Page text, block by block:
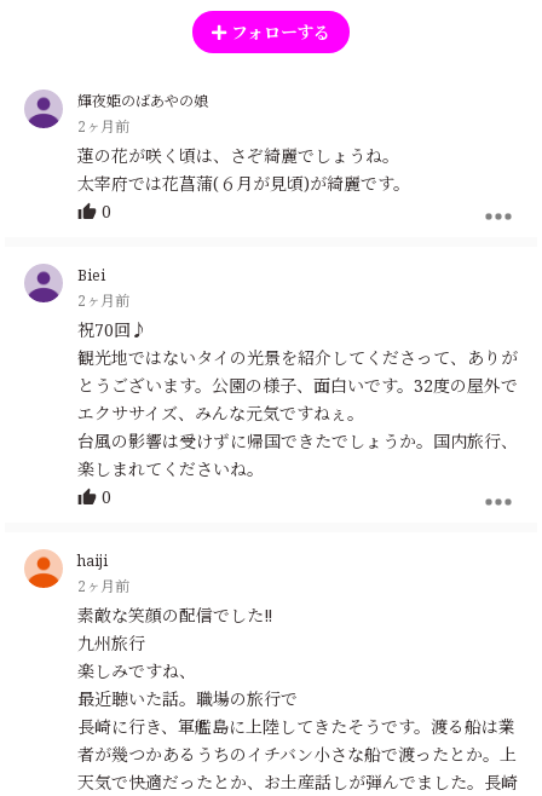
フォローする
輝夜姫のばあやの娘
2ヶ月前
蓮の花が咲く頃は、さぞ綺麗でしょうね。
太宰府では花菖蒲(６月が見頃)が綺麗です。
0
Biei
2ヶ月前
祝70回♪
観光地ではないタイの光景を紹介してくださって、ありが
とうございます。公園の様子、面白いです。32度の屋外で
エクササイズ、みんな元気ですねぇ。
台風の影響は受けずに帰国できたでしょうか。国内旅行、
楽しまれてくださいね。
0
haiji
2ヶ月前
素敵な笑顔の配信でした‼️
九州旅行
楽しみですね、
最近聴いた話。職場の旅行で
長崎に行き、軍艦島に上陸してきたそうです。渡る船は業
者が幾つかあるうちのイチバン小さな船で渡ったとか。上
天気で快適だったとか、お土産話しが弾んでました。長崎